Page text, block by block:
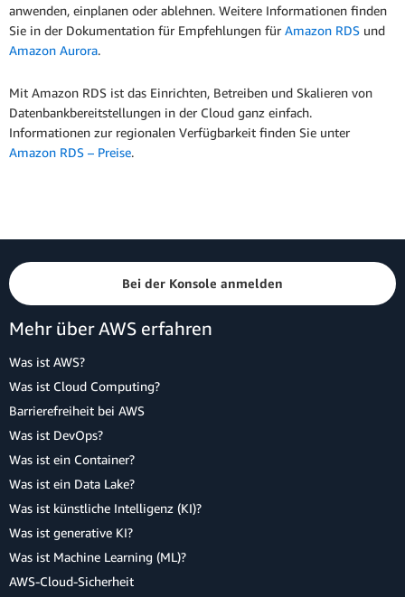
anwenden, einplanen oder ablehnen. Weitere Informationen finden
Sie in der Dokumentation für Empfehlungen für Amazon RDS und
Amazon Aurora.
Mit Amazon RDS ist das Einrichten, Betreiben und Skalieren von
Datenbankbereitstellungen in der Cloud ganz einfach.
Informationen zur regionalen Verfügbarkeit finden Sie unter
Amazon RDS – Preise.
Bei der Konsole anmelden
Mehr über AWS erfahren
Was ist AWS?
Was ist Cloud Computing?
Barrierefreiheit bei AWS
Was ist DevOps?
Was ist ein Container?
Was ist ein Data Lake?
Was ist künstliche Intelligenz (KI)?
Was ist generative KI?
Was ist Machine Learning (ML)?
AWS-Cloud-Sicherheit